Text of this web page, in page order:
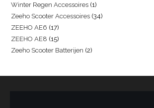
Winter Regen Accessoires 1
Zeeho Scooter Accessoires 34
ZEEHO AE6 17
ZEEHO AE8 15
Zeeho Scooter Batterijen 2